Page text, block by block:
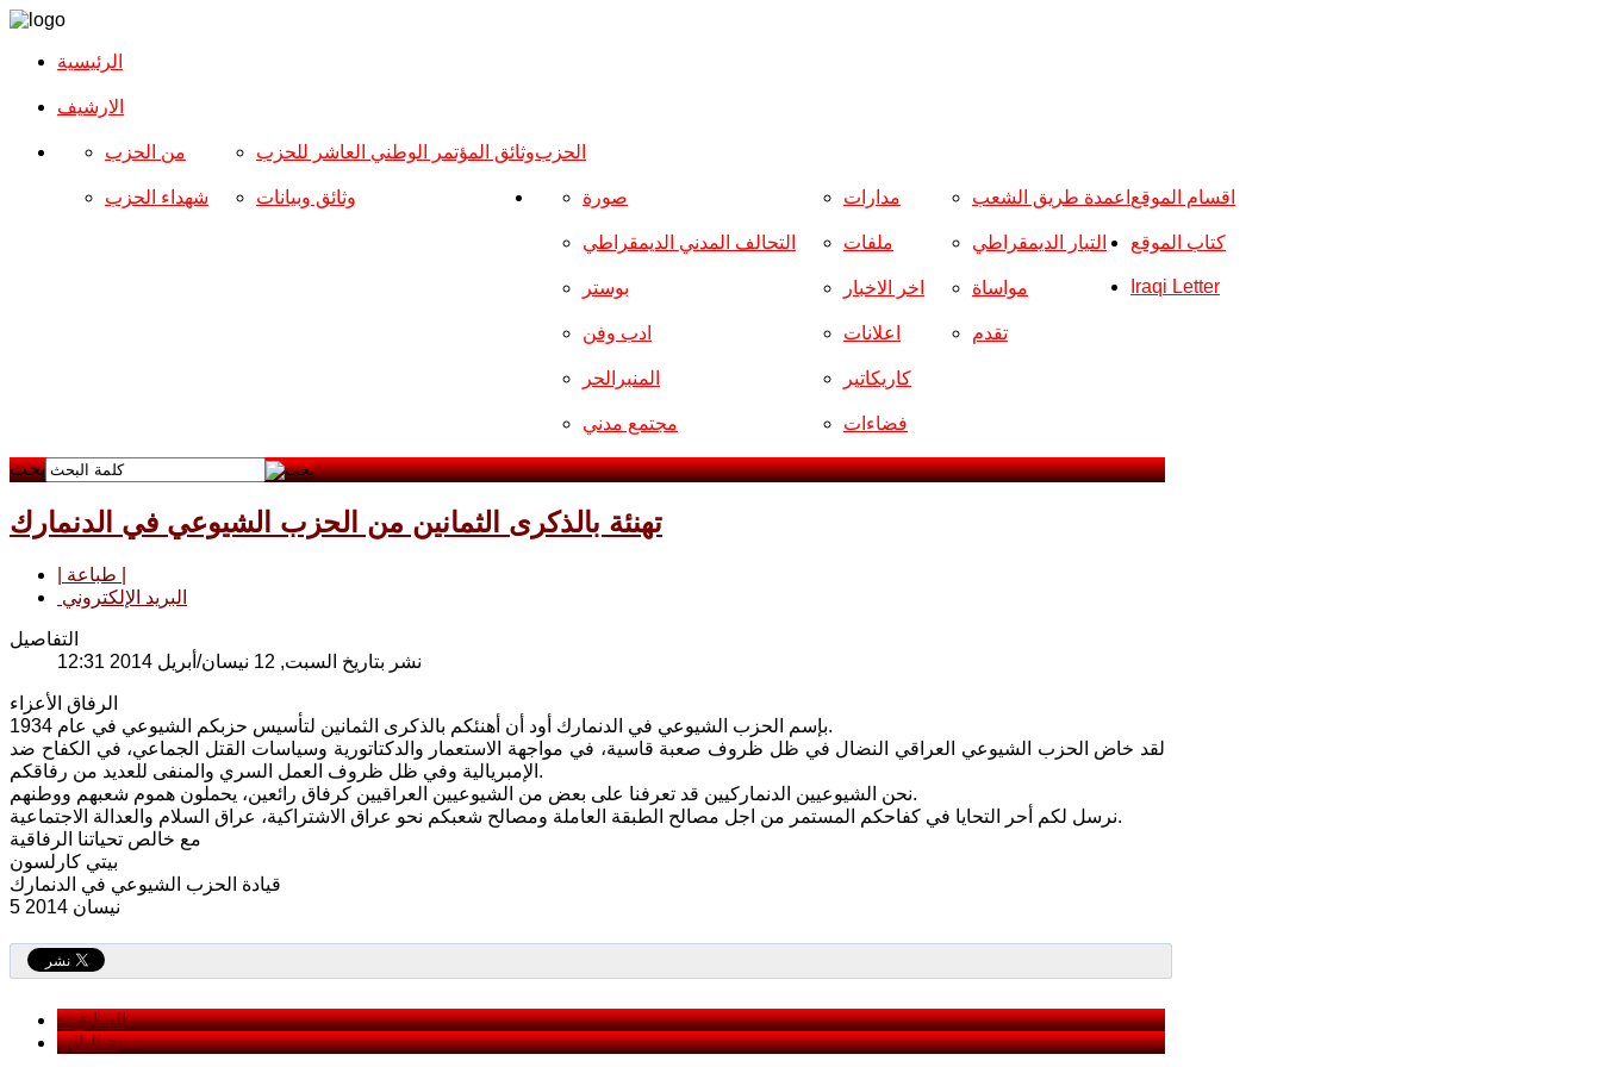
الرئيسية
الارشیف
الحزب من الحزب
شهداء الحزب
وثائق المؤتمر الوطني العاشر للحزب
وثائق وبيانات اقسام الموقع صورة
التحالف المدني الديمقراطي
بوستر
ادب وفن
المنبرالحر
مجتمع مدني
مدارات
ملفات
اخر الاخبار
اعلانات
كاريكاتير
فضاءات
اعمدة طريق الشعب
التيار الديمقراطي
مواساة
تقدم
كتاب الموقع
Iraqi Letter
بحث
تهنئة بالذكرى الثمانين من الحزب الشيوعي في الدنمارك
البريد الإلكتروني
التفاصيل
نشر بتاريخ السبت, 12 نيسان/أبريل 2014 12:31
الرفاق الأعزاء
بإسم الحزب الشيوعي في الدنمارك أود أن أهنئكم بالذكرى الثمانين لتأسيس حزبكم الشيوعي في عام 1934.
لقد خاض الحزب الشيوعي العراقي النضال في ظل ظروف صعبة قاسية، في مواجهة الاستعمار والدكتاتورية وسياسات القتل الجماعي، في الكفاح ضد
الإمبريالية وفي ظل ظروف العمل السري والمنفى للعديد من رفاقكم.
نحن الشيوعيين الدنماركيين قد تعرفنا على بعض من الشيوعيين العراقيين كرفاق رائعين، يحملون هموم شعبهم ووطنهم.
نرسل لكم أحر التحايا في كفاحكم المستمر من اجل مصالح الطبقة العاملة ومصالح شعبكم نحو عراق الاشتراكية، عراق السلام والعدالة الاجتماعية.
مع خالص تحياتنا الرفاقية
بيتي كارلسون
قيادة الحزب الشيوعي في الدنمارك
5 نيسان 2014
< السابق
التالي >